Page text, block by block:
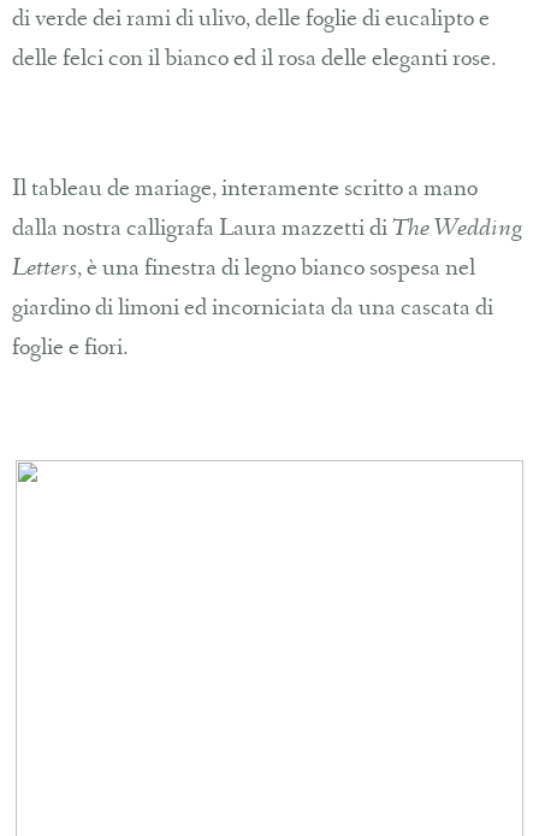
di verde dei rami di ulivo, delle foglie di eucalipto e
delle felci con il bianco ed il rosa delle eleganti rose.
Il tableau de mariage, interamente scritto a mano
dalla nostra calligrafa Laura mazzetti diThe Wedding
Letters, è una finestra di legno bianco sospesa nel
giardino di limoni ed incorniciata da una cascata di
foglie e fiori.